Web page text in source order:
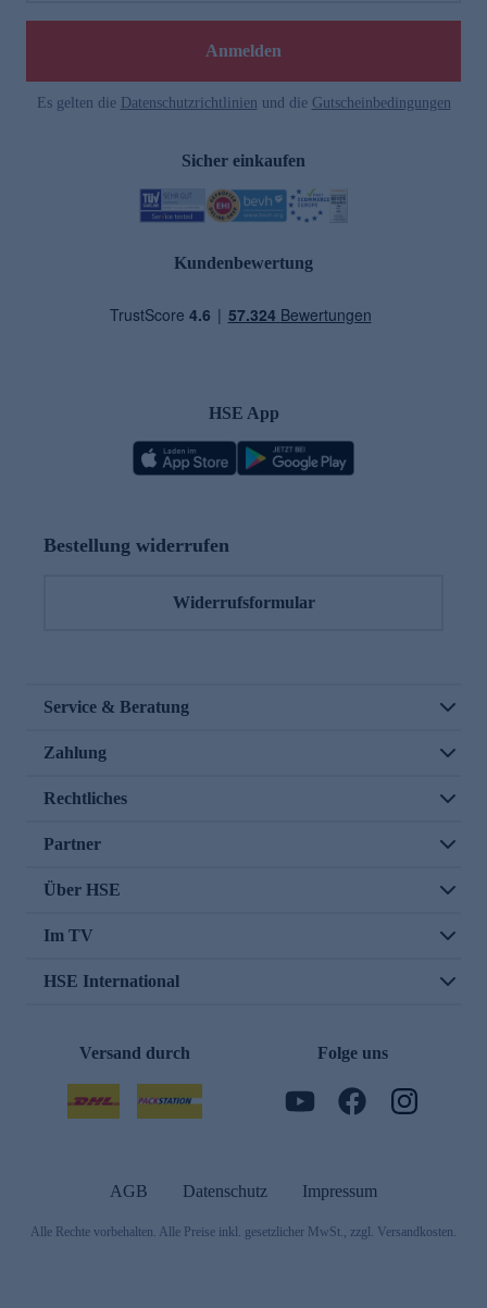
Anmelden
Es gelten die Datenschutzrichtlinien und die Gutscheinbedingungen
Sicher einkaufen
Kundenbewertung
HSE App
Bestellung widerrufen
Widerrufsformular
Service & Beratung
Zahlung
Rechtliches
Partner
Über HSE
Im TV
HSE International
Versand durch Folge uns
AGB Datenschutz Impressum
Alle Rechte vorbehalten. Alle Preise inkl. gesetzlicher MwSt., zzgl. Versandkosten.